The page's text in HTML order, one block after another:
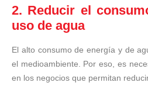
2. Reducir el
uso de agua
El alto consumo de energía y de
el medioambiente. Por eso, es
en los negocios que permitan